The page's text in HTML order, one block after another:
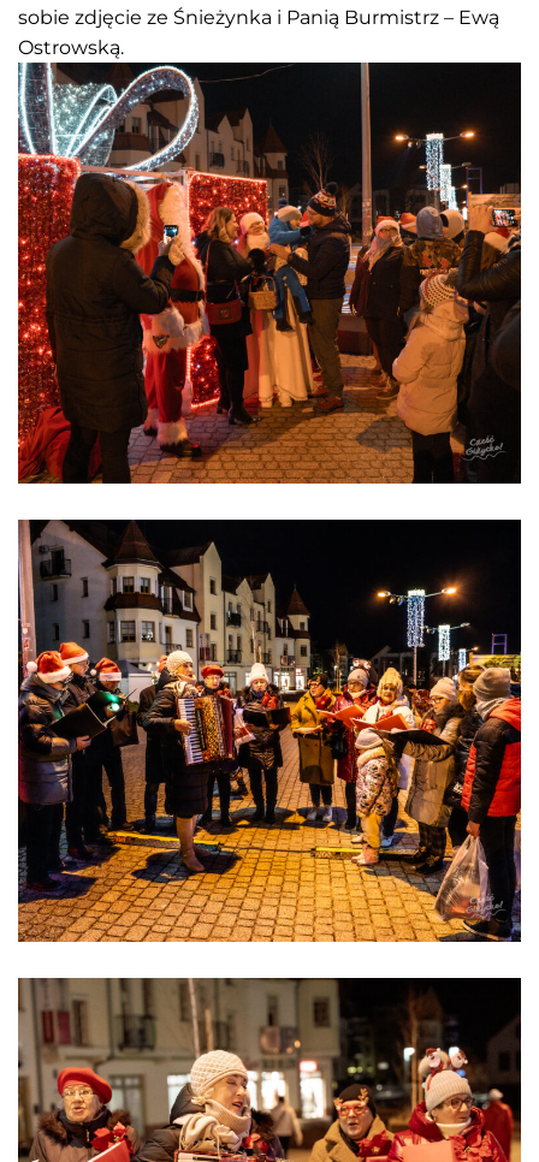
sobie zdjęcie ze Śnieżynka i Panią Burmistrz – Ewą
Ostrowską.